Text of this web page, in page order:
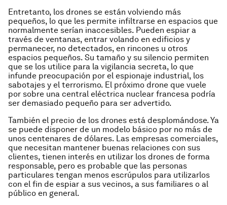
Entretanto, los drones se están volviendo más
pequeños, lo que les permite infiltrarse en espacios que
normalmente serían inaccesibles. Pueden espiar a
través de ventanas, entrar volando en edificios y
permanecer, no detectados, en rincones u otros
espacios pequeños. Su tamaño y su silencio permiten
que se los utilice para la vigilancia secreta, lo que
infunde preocupación por el espionaje industrial, los
sabotajes y el terrorismo. El próximo drone que vuele
por sobre una central eléctrica nuclear francesa podría
ser demasiado pequeño para ser advertido.
También el precio de los drones está desplomándose. Ya
se puede disponer de un modelo básico por no más de
unos centenares de dólares. Las empresas comerciales,
que necesitan mantener buenas relaciones con sus
clientes, tienen interés en utilizar los drones de forma
responsable, pero es probable que las personas
particulares tengan menos escrúpulos para utilizarlos
con el fin de espiar a sus vecinos, a sus familiares o al
público en general.